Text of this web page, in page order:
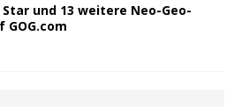
und 13 weitere Neo-Geo-